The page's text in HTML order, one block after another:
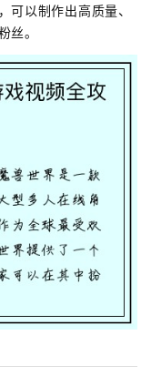
以制作出高质量、
。